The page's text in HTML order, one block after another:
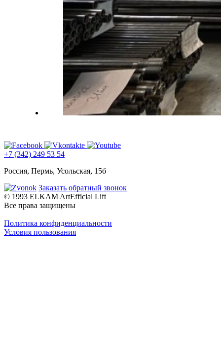
+7 (342) 249 53 54
Россия, Пермь, Усольская, 15б
Заказать обратный звонок
© 1993 ELKAM ArtEfficial Lift
Все права защищены
Политика конфиденциальности
Условия пользования